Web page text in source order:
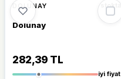
%36 %36 DÜŞTÜ
DOLUNAY stokta
Dolunay
282,39 TL
iyi fiyat